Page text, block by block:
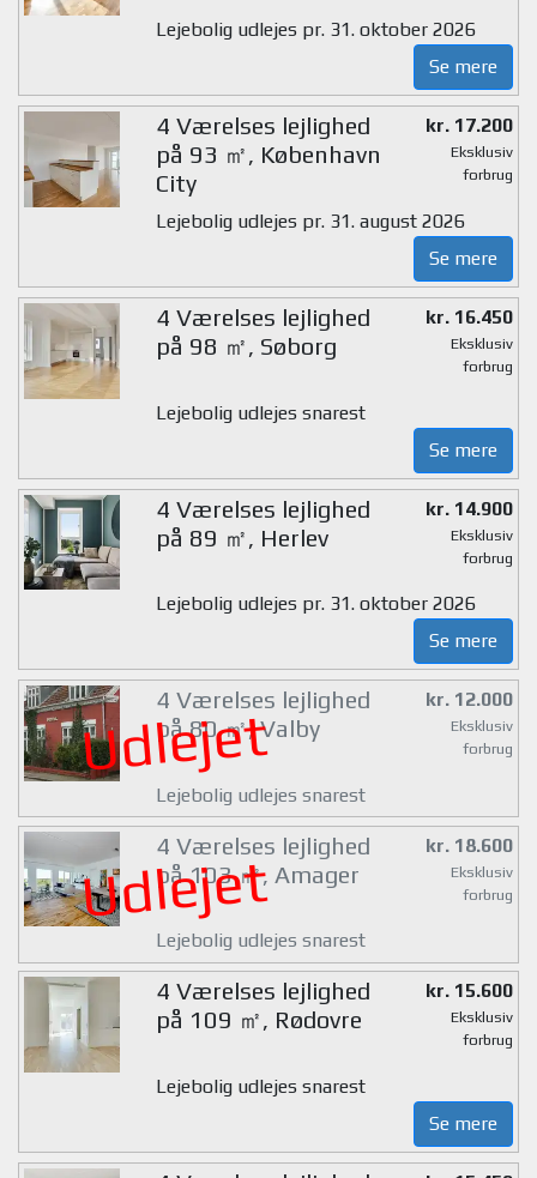
Lejebolig udlejes pr. 31. oktober 2026
Se mere
4 Værelses lejlighed
på 93 ㎡, København
City
kr. 17.200
Eksklusiv
forbrug
Lejebolig udlejes pr. 31. august 2026
Se mere
4 Værelses lejlighed
på 98 ㎡, Søborg
kr. 16.450
Eksklusiv
forbrug
Lejebolig udlejes snarest
Se mere
4 Værelses lejlighed
på 89 ㎡, Herlev
kr. 14.900
Eksklusiv
forbrug
Lejebolig udlejes pr. 31. oktober 2026
Se mere
Udlejet
4 Værelses lejlighed
på 80 ㎡, Valby
kr. 12.000
Eksklusiv
forbrug
Lejebolig udlejes snarest
Udlejet
4 Værelses lejlighed
på 103 ㎡, Amager
kr. 18.600
Eksklusiv
forbrug
Lejebolig udlejes snarest
4 Værelses lejlighed
på 109 ㎡, Rødovre
kr. 15.600
Eksklusiv
forbrug
Lejebolig udlejes snarest
Se mere